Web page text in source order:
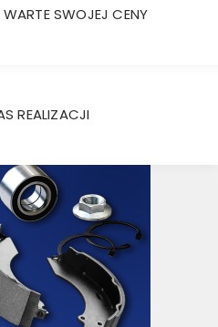
SWOJEJ CENY
REALIZACJI